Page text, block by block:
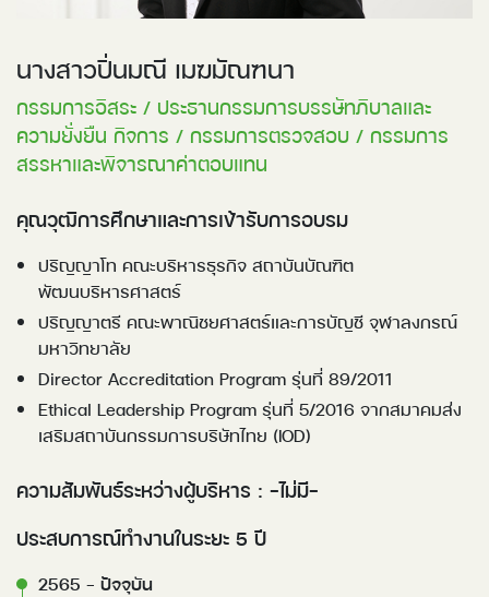
นางสาวปิ่นมณี เมฆมัณฑนา
กรรมการอิสระ / ประธานกรรมการบรรษัทภิบาลและ
ความยั่งยืน กิจการ / กรรมการตรวจสอบ / กรรมการ
สรรหาและพิจารณาค่าตอบแทน
คุณวุฒิการศึกษาและการเข้ารับการอบรม
ปริญญาโท คณะบริหารธุรกิจ สถาบันบัณฑิต
พัฒนบริหารศาสตร์
ปริญญาตรี คณะพาณิชยศาสตร์และการบัญชี จุฬาลงกรณ์
มหาวิทยาลัย
Director Accreditation Program รุ่นที่ 89/2011
Ethical Leadership Program รุ่นที่ 5/2016 จากสมาคมส่ง
เสริมสถาบันกรรมการบริษัทไทย (IOD)
ความสัมพันธ์ระหว่างผู้บริหาร : -ไม่มี-
ประสบการณ์ทำงานในระยะ 5 ปี
2565 - ปัจจุบัน